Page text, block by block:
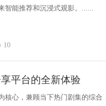
智能推荐和沉浸式观影。......
10
平台的全新体验
核心，兼顾当下热门剧集的综合